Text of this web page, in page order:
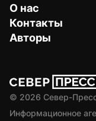
О нас
Контакты
Авторы
© 2026 Север-
Информационное